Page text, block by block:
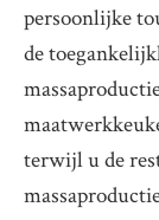
persoonlijke
de
terwijl u de